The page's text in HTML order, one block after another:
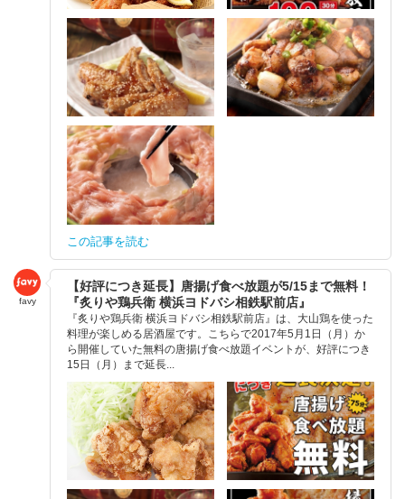
この記事を読む
favy
【好評につき延長】唐揚げ食べ放題が5/15まで無料！
『炙りや鶏兵衛 横浜ヨドバシ相鉄駅前店』
『炙りや鶏兵衛 横浜ヨドバシ相鉄駅前店』は、大山鶏を使った
料理が楽しめる居酒屋です。こちらで2017年5月1日（月）か
ら開催していた無料の唐揚げ食べ放題イベントが、好評につき
15日（月）まで延長...